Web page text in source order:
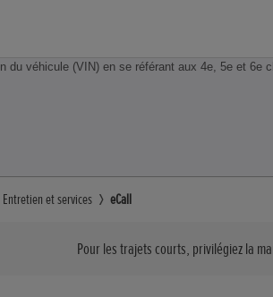
du véhicule (VIN) en se référant aux 4e, 5e et 6e
Entretien et services eCall
Pour les trajets courts, privilégiez la